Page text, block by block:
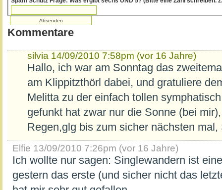
Kommentare
silvia 14/09/2010 7:58pm (vor 16 Jahre)
Hallo, ich war am Sonntag das
am Klippitzthörl dabei, und gratuliere
Melitta zu der einfach tollen
gefunkt hat zwar nur die Sonne (bei
Regen,glg bis zum sicher nächsten mal,
Elfie 13/09/2010 7:26pm (vor 16 Jahre)
Ich wollte nur sagen: Singlewandern ist
gestern das erste (und sicher nicht das